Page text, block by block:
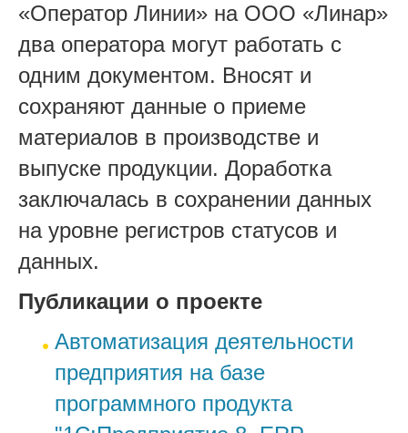
«Оператор Линии» на ООО «Линар»
два оператора могут работать с
одним документом. Вносят и
сохраняют данные о приеме
материалов в производстве и
выпуске продукции. Доработка
заключалась в сохранении данных
на уровне регистров статусов и
данных.
Публикации о проекте
Автоматизация деятельности
предприятия на базе
программного продукта